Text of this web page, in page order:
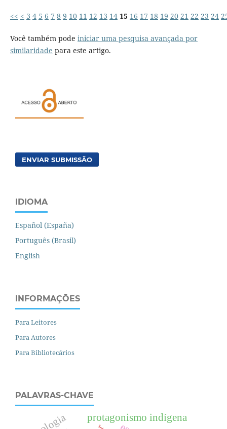
<< < 3 4 5 6 7 8 9 10 11 12 13 14 15 16 17 18 19 20 21 22 23 24
Você também pode iniciar uma pesquisa avançada por
similaridade para este artigo.
ENVIAR SUBMISSÃO
IDIOMA
Español (España)
Português (Brasil)
English
INFORMAÇÕES
Para Leitores
Para Autores
Para Bibliotecários
PALAVRAS-CHAVE
protagonismo indígena